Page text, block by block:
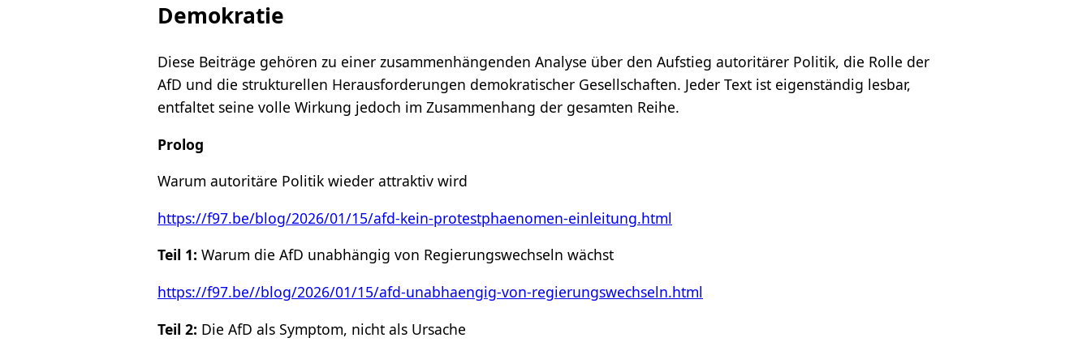
Demokratie
Diese Beiträge gehören zu einer zusammenhängenden Analyse über den Aufstieg autoritärer Politik, die Rolle der
AfD und die strukturellen Herausforderungen demokratischer Gesellschaften. Jeder Text ist eigenständig lesbar,
entfaltet seine volle Wirkung jedoch im Zusammenhang der gesamten Reihe.
Prolog
Warum autoritäre Politik wieder attraktiv wird
https://f97.be/blog/2026/01/15/afd-kein-protestphaenomen-einleitung.html
Teil 1: Warum die AfD unabhängig von Regierungswechseln wächst
https://f97.be//blog/2026/01/15/afd-unabhaengig-von-regierungswechseln.html
Teil 2: Die AfD als Symptom, nicht als Ursache